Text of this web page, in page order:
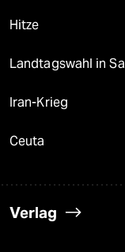
Hitze
Landtagswahl in
Iran-Krieg
Ceuta
Verlag